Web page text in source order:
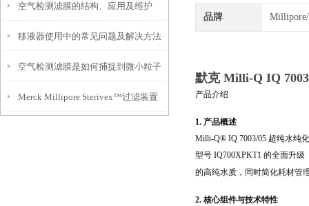
空气检测滤膜的结构、应用及维护
移液器使用中的常见问题及解决方法
空气检测滤膜是如何捕捉到微小粒子
的？
Merck Millipore Sterivex™过滤装置
品牌
默克 Milli-Q IQ
产品介绍
1. 产品概述
Milli-Q® IQ 7003/05 超纯水纯
型号 IQ700XPKT1 的全面升级
的高纯水质，同时简化耗材管
2. 核心组件与技术特性